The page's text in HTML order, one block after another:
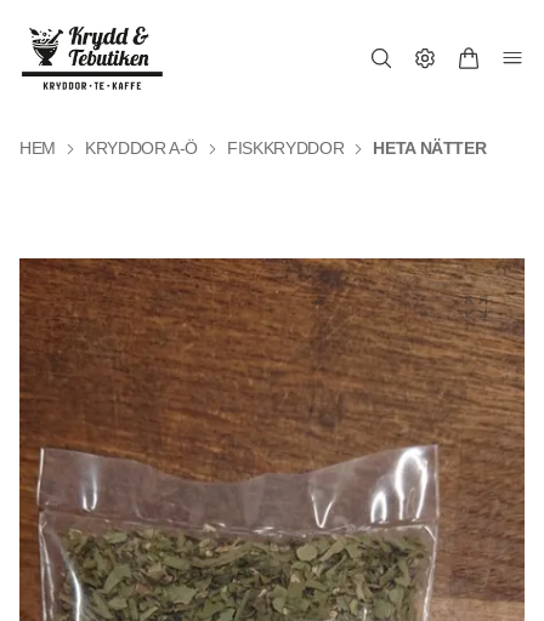
HEM KRYDDOR A-Ö FISKKRYDDOR HETA NÄTTER